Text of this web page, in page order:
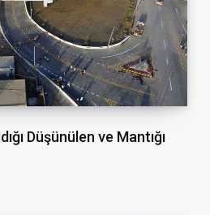
Düşünülen ve Mantığı